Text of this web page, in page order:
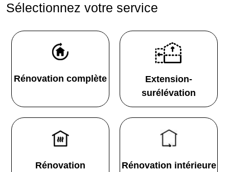
Sélectionnez votre service
Rénovation complète
Extension-
surélévation
Rénovation Rénovation intérieure